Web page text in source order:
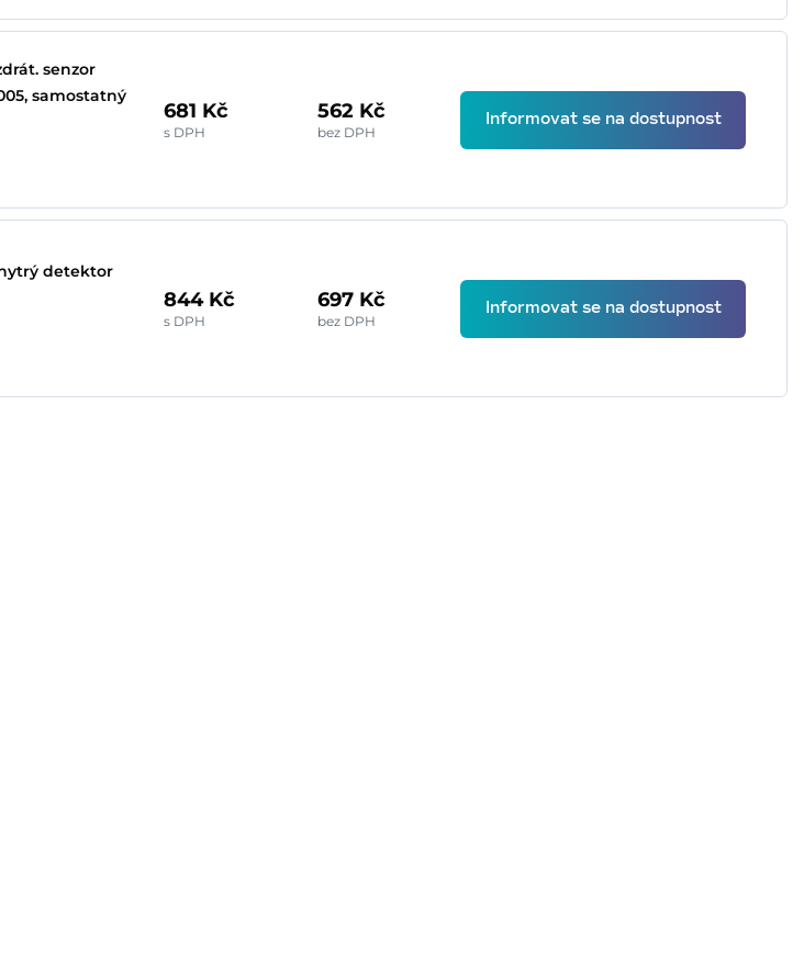
senzor
samostatný
681 Kč
s DPH
562 Kč
bez DPH
Informovat se na dostupnost
detektor
844 Kč
s DPH
697 Kč
bez DPH
Informovat se na dostupnost